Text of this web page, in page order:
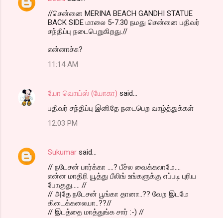
//சென்னை MERINA BEACH GANDHI STATUE
BACK SIDE மாலை 5-7.30 நமது சென்னை பதிவர்
சந்திப்பு நடைபெறுகிறது.//
என்னாச்சு?
11:14 AM
யோ வொய்ஸ் (யோகா) said…
பதிவர் சந்திப்பு இனிதே நடைபெற வாழ்த்துக்கள்
12:03 PM
Sukumar said…
// நடேசன் பார்க்கா ....? பீச்ல வைக்கலாமே....
என்ன மாதிரி யூத்து பீலிங் உங்களுக்கு எப்படி புரிய
போகுது..... //
// அதே நடேசன் பூங்கா தானா..?? வேற இடமே
கிடைக்கலையா..??//
// இடத்தை மாத்துங்க சார் :-) //